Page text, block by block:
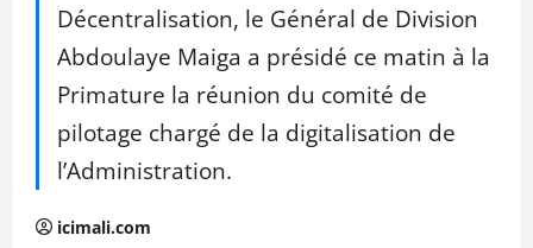
Décentralisation, le Général de Division
Abdoulaye Maiga a présidé ce matin à la
Primature la réunion du comité de
pilotage chargé de la digitalisation de
l’Administration.
icimali.com